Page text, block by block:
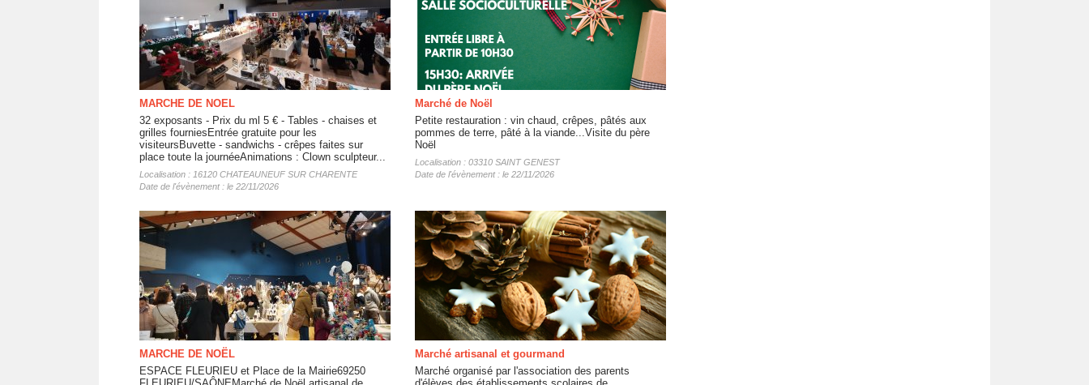
MARCHE DE NOEL
32 exposants - Prix du ml 5 € - Tables - chaises et
grilles fourniesEntrée gratuite pour les
visiteursBuvette - sandwichs - crêpes faites sur
place toute la journéeAnimations : Clown sculpteur...
Localisation : 16120 CHATEAUNEUF SUR CHARENTE
Date de l'évènement : le 22/11/2026
Marché de Noël
Petite restauration : vin chaud, crêpes, pâtés aux
pommes de terre, pâté à la viande...Visite du père
Noël
Localisation : 03310 SAINT GENEST
Date de l'évènement : le 22/11/2026
MARCHE DE NOËL
ESPACE FLEURIEU et Place de la Mairie69250
Marché artisanal et gourmand
Marché organisé par l'association des parents